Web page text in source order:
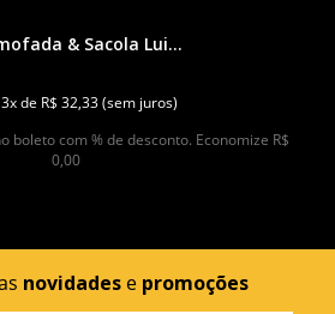
& Sacola Lui...
de R$ 32,33 (sem juros)
boleto com % de desconto. Economize R$
0,00
novidades e promoções